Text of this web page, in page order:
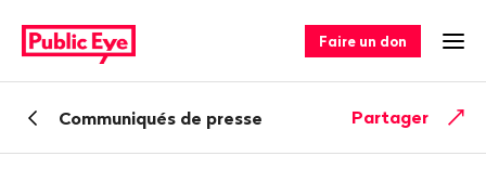
sur
publiceye.ch
rapide
Faire un don
RetourCommuniqués de presse Partager